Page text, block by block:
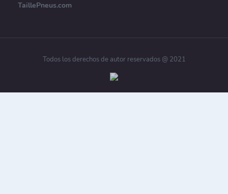
TaillePneus.com
Todos los derechos de autor reservados @ 2021